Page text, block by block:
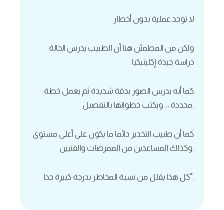
لا توجد عملية بدون أخطار
‏ولكن من المطمئن هنا أن الطبيب يدرس الحالة
دراسة جيدة إكلينيكيا
كما أنه يدرس الصور بدقة شديدة ثم يعمل خطة
‏كما أن طبيب التخدير دائما ما يكون على أعلى مستوى
كل هذا يقلل من نسبة المخاطر بدرجة كبيرة جدا ً.